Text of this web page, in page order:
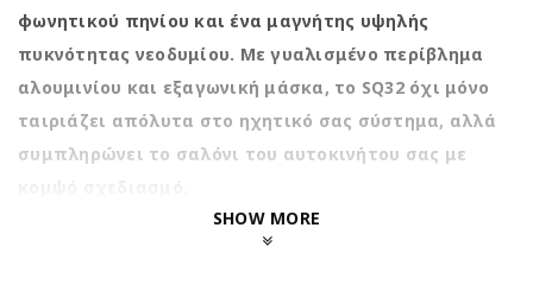
φωνητικού πηνίου και ένα μαγνήτης υψηλής
πυκνότητας νεοδυμίου. Με γυαλισμένο περίβλημα
αλουμινίου και εξαγωνική μάσκα, το SQ32 όχι μόνο
ταιριάζει απόλυτα στο ηχητικό σας σύστημα, αλλά
συμπληρώνει το σαλόνι του αυτοκινήτου σας με
SHOW MORE